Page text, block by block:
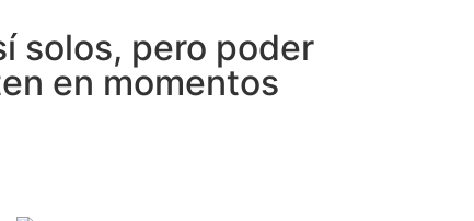
solos, pero poder
en momentos